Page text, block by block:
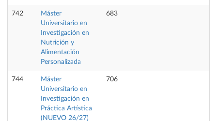
742
Máster
Universitario en
Investigación en
Nutrición y
Alimentación
Personalizada
683
744
Máster
Universitario en
Investigación en
Práctica Artística
(NUEVO 26/27)
706